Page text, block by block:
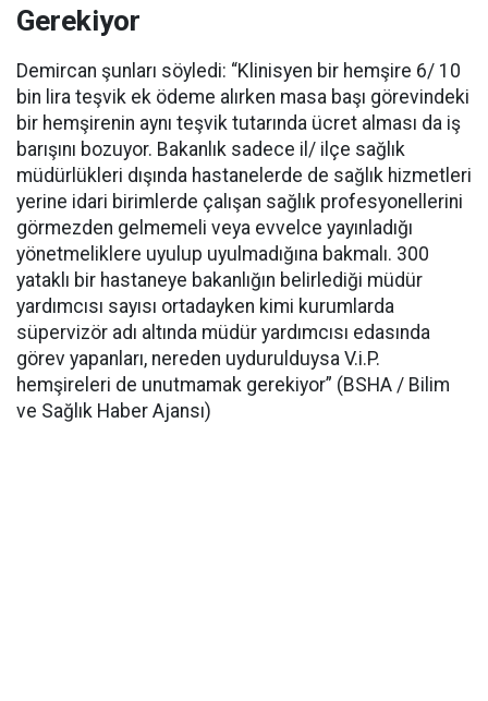
Gerekiyor
Demircan şunları söyledi: “Klinisyen bir hemşire 6/ 10
bin lira teşvik ek ödeme alırken masa başı görevindeki
bir hemşirenin aynı teşvik tutarında ücret alması da iş
barışını bozuyor. Bakanlık sadece il/ ilçe sağlık
müdürlükleri dışında hastanelerde de sağlık hizmetleri
yerine idari birimlerde çalışan sağlık profesyonellerini
görmezden gelmemeli veya evvelce yayınladığı
yönetmeliklere uyulup uyulmadığına bakmalı. 300
yataklı bir hastaneye bakanlığın belirlediği müdür
yardımcısı sayısı ortadayken kimi kurumlarda
süpervizör adı altında müdür yardımcısı edasında
görev yapanları, nereden uydurulduysa V.i.P.
hemşireleri de unutmamak gerekiyor” (BSHA / Bilim
ve Sağlık Haber Ajansı)